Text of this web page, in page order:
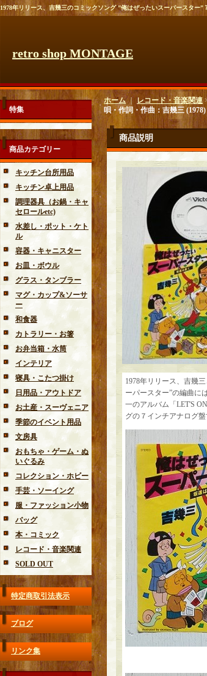
1978年リリース、吉幾三のコミックソング ”俺はぜったいスーパースター”
retro shop MONTAGE
特集
商品カテゴリー
キッチン台所用品
キッチン卓上用品
調理器具（お鍋・キャ
セロールetc)
水差し・ポット・ケト
ル
容器・キャニスター
お皿・ボウル
グラス・タンブラー
マグ・カップ&ソーサ
ー
和食器
カトラリー・お箸
お弁当箱・水筒
インテリア
寝具・こたつ掛け
日用品・アウトドア
お土産・スーヴェニア
季節のイベント用品
文房具
おもちゃ・ゲーム・ぬ
いぐるみ
コレクション・ホビー
手芸・ソーイング
服・ファッション小物
バッグ
本・コミック
レコード・音楽関連
SOLD OUT
特定商取引法表示
ブログ
リンク集
ホーム｜ レコード・音楽関連
唄・作詞・作曲：吉幾三
商品説明
1978年リリース、吉幾
ーパースター”の編曲に
一のアルバム「LET'S
グの７インチアナログ